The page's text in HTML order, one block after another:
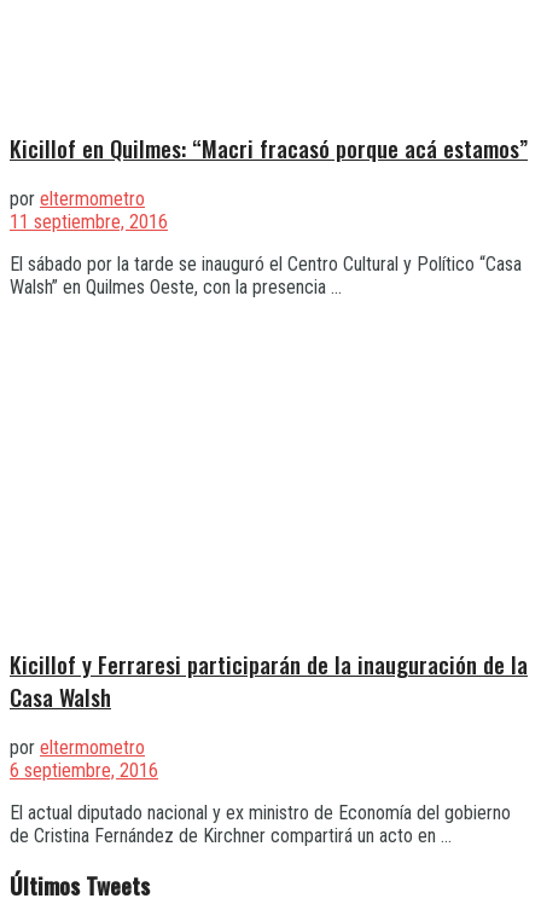
Kicillof en Quilmes: “Macri fracasó porque acá estamos”
por eltermometro
11 septiembre, 2016
El sábado por la tarde se inauguró el Centro Cultural y Político “Casa
Walsh” en Quilmes Oeste, con la presencia ...
Kicillof y Ferraresi participarán de la inauguración de la
Casa Walsh
por eltermometro
6 septiembre, 2016
El actual diputado nacional y ex ministro de Economía del gobierno
de Cristina Fernández de Kirchner compartirá un acto en ...
Últimos Tweets